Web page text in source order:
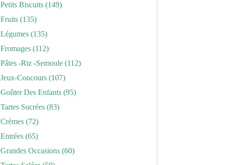
Petits Biscuits (149)
Fruits (135)
Légumes (135)
Fromages (112)
Pâtes -riz -semoule (112)
Jeux-Concours (107)
Goûter Des Enfants (95)
Tartes Sucrées (83)
Crèmes (72)
Entrées (65)
Grandes Occasions (60)